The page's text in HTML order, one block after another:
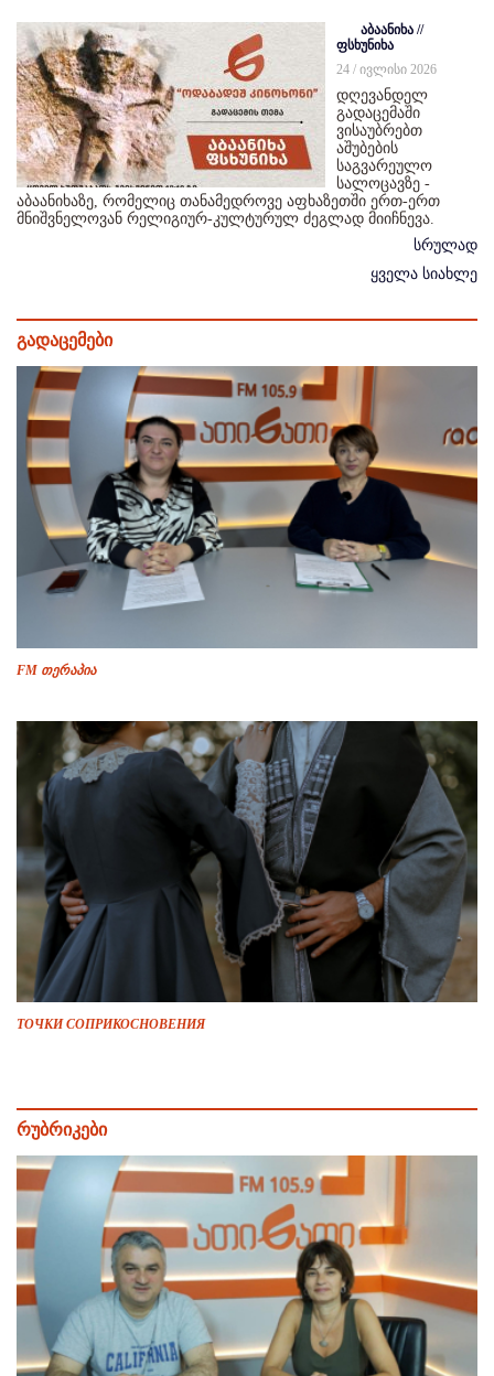
აბაანიხა //
ფსხუნიხა
24 / ივლისი 2026
დღევანდელ
გადაცემაში
ვისაუბრებთ
აშუბების
საგვარეულო
სალოცავზე -
აბაანიხაზე, რომელიც თანამედროვე აფხაზეთში ერთ-ერთ
მნიშვნელოვან რელიგიურ-კულტურულ ძეგლად მიიჩნევა.
სრულად
ყველა სიახლე
გადაცემები
FM თერაპია
ТОЧКИ СОПРИКОСНОВЕНИЯ
რუბრიკები